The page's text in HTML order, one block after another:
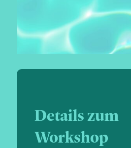
Details zum
Workshop